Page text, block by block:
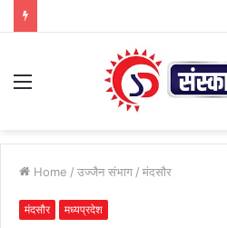
Menu
Home / उज्जैन संभाग / मंदसौर
मंदसौर मध्यप्रदेश